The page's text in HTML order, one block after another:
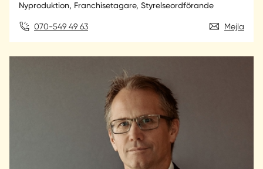
Nyproduktion, Franchisetagare, Styrelseordförande
070-549 49 63 Mejla